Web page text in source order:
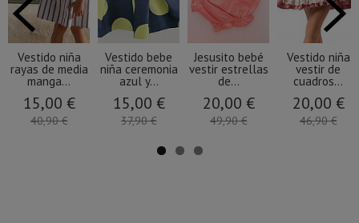
Vestido niña
rayas de media
manga...
15,00 €
40,90 €
Vestido bebe
niña ceremonia
azul y...
15,00 €
37,90 €
Jesusito bebé
vestir estrellas
de...
20,00 €
49,90 €
Vestido niña
vestir de
cuadros...
20,00 €
46,90 €